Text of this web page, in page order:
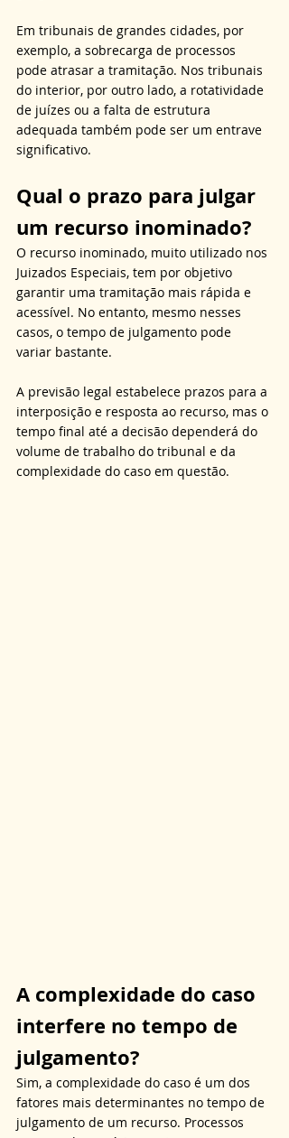
Em tribunais de grandes cidades, por
exemplo, a sobrecarga de processos
pode atrasar a tramitação. Nos tribunais
do interior, por outro lado, a rotatividade
de juízes ou a falta de estrutura
adequada também pode ser um entrave
significativo.
Qual o prazo para julgar
um recurso inominado?
O recurso inominado, muito utilizado nos
Juizados Especiais, tem por objetivo
garantir uma tramitação mais rápida e
acessível. No entanto, mesmo nesses
casos, o tempo de julgamento pode
variar bastante.
A previsão legal estabelece prazos para a
interposição e resposta ao recurso, mas o
tempo final até a decisão dependerá do
volume de trabalho do tribunal e da
complexidade do caso em questão.
A complexidade do caso
interfere no tempo de
julgamento?
Sim, a complexidade do caso é um dos
fatores mais determinantes no tempo de
julgamento de um recurso. Processos